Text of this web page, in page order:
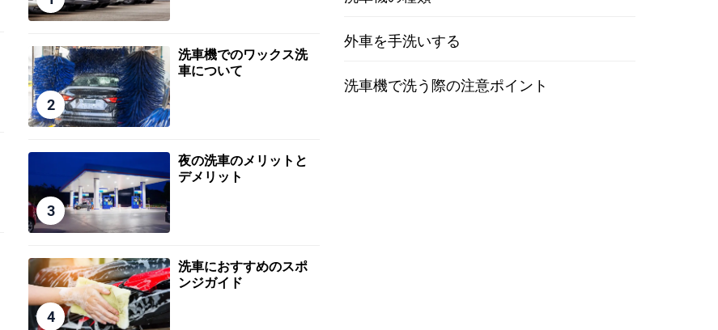
2
洗車機でのワックス洗
車について
3
夜の洗車のメリットと
デメリット
4
洗車におすすめのスポ
ンジガイド
外車を手洗いする
洗車機で洗う際の注意ポイント